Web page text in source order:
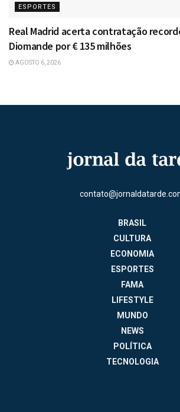
ESPORTES
Real Madrid acerta contratação
Diomande por € 135 milhões
AGOSTO 6, 2026
BRASIL
CULTURA
ECONOMIA
ESPORTES
FAMA
LIFESTYLE
MUNDO
NEWS
POLÍTICA
TECNOLOGIA